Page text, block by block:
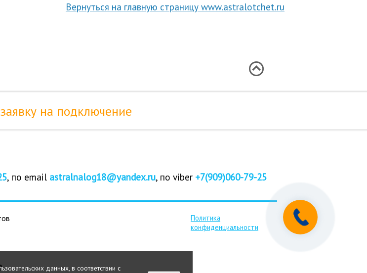
Вернуться на главную страницу www.astralotchet.ru
на подключение
, по email astralnalog18@yandex.ru, по viber +7(909)060-79-25
Политика
конфиденциальности
данных, в соответствии с